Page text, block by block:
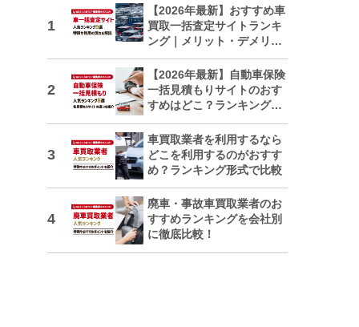
【2026年最新】おすすめ車
買取一括査定サイトランキ
ング｜メリット・デメリッ
トも解説
【2026年最新】自動車保険
一括見積もりサイトのおす
すめはどこ？ランキングで
車買取業者を利用するなら
どこを利用するのがおすす
め？ランキング形式で比較
廃車・事故車買取業者のお
すすめランキングを会社別
に徹底比較！